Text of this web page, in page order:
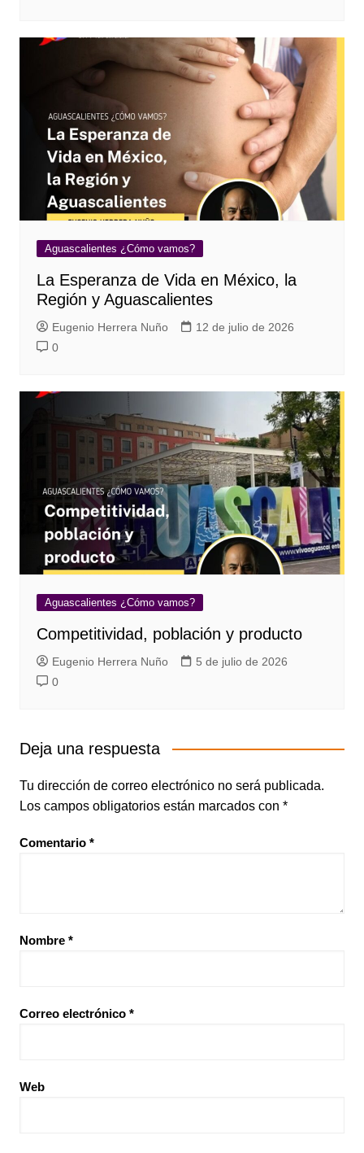
Aguascalientes ¿Cómo vamos?
La Esperanza de Vida en México, la
Región y Aguascalientes
Eugenio Herrera Nuño
12 de julio de 2026
0
Aguascalientes ¿Cómo vamos?
Competitividad, población y producto
Eugenio Herrera Nuño
5 de julio de 2026
0
Deja una respuesta
Tu dirección de correo electrónico no será publicada.
Los campos obligatorios están marcados con *
Comentario *
Nombre *
Correo electrónico *
Web